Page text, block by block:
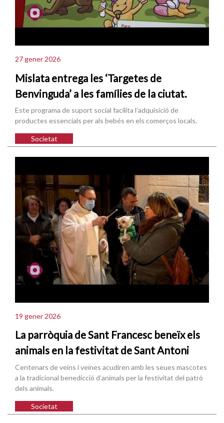
27 gener 2026
Mislata entrega les ‘Targetes de
Benvinguda’ a les famílies de la ciutat.
Este programa de suport social facilita l’adquisició de
productes essencials per als bebés en els comerços locals.
Societat
19 gener 2026
La parròquia de Sant Francesc beneïx els
animals en la festivitat de Sant Antoni
Centenars de veïns i veïnes acudiren amb les seues mascotes
a la tradicional benedicció d’animals per la festivitat del patró
dels animals.
Societat